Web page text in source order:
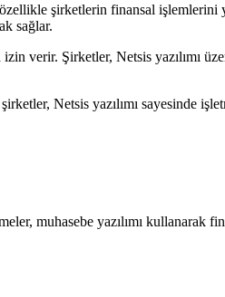
şirketlerin finansal
sağlar.
izin verir. Şirketler, Netsis
Netsis yazılımı sayesinde
muhasebe yazılımı